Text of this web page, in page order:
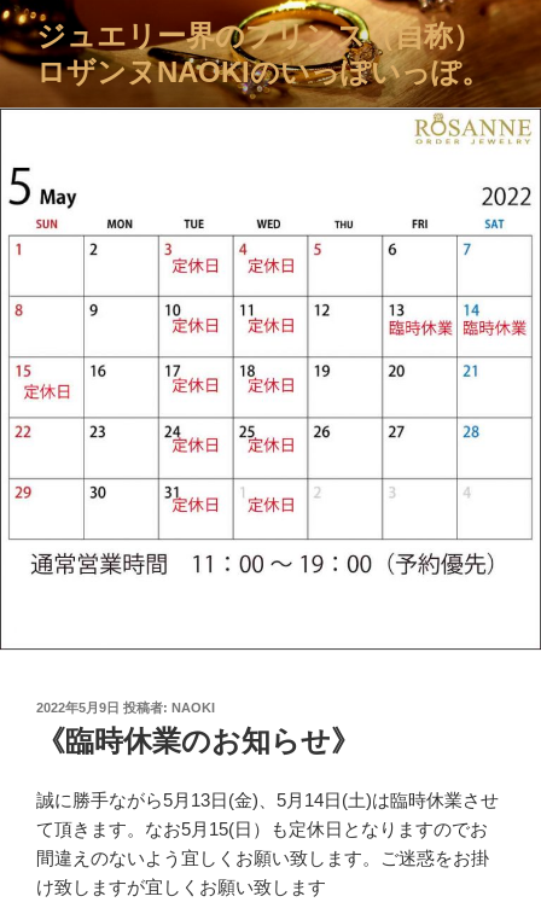
コ
ン
テ
ス
ッ
ジュエリー界のプリンス（自称）
ロザンヌNAOKIのいっぽいっぽ。
投
2022年5月9日 投稿者: NAOKI
《臨時休業のお知らせ》
誠に勝手ながら5月13日(金)、5月14日(土)は臨時休業させ
て頂きます。なお5月15(日）も定休日となりますのでお
間違えのないよう宜しくお願い致します。ご迷惑をお掛
け致しますが宜しくお願い致します